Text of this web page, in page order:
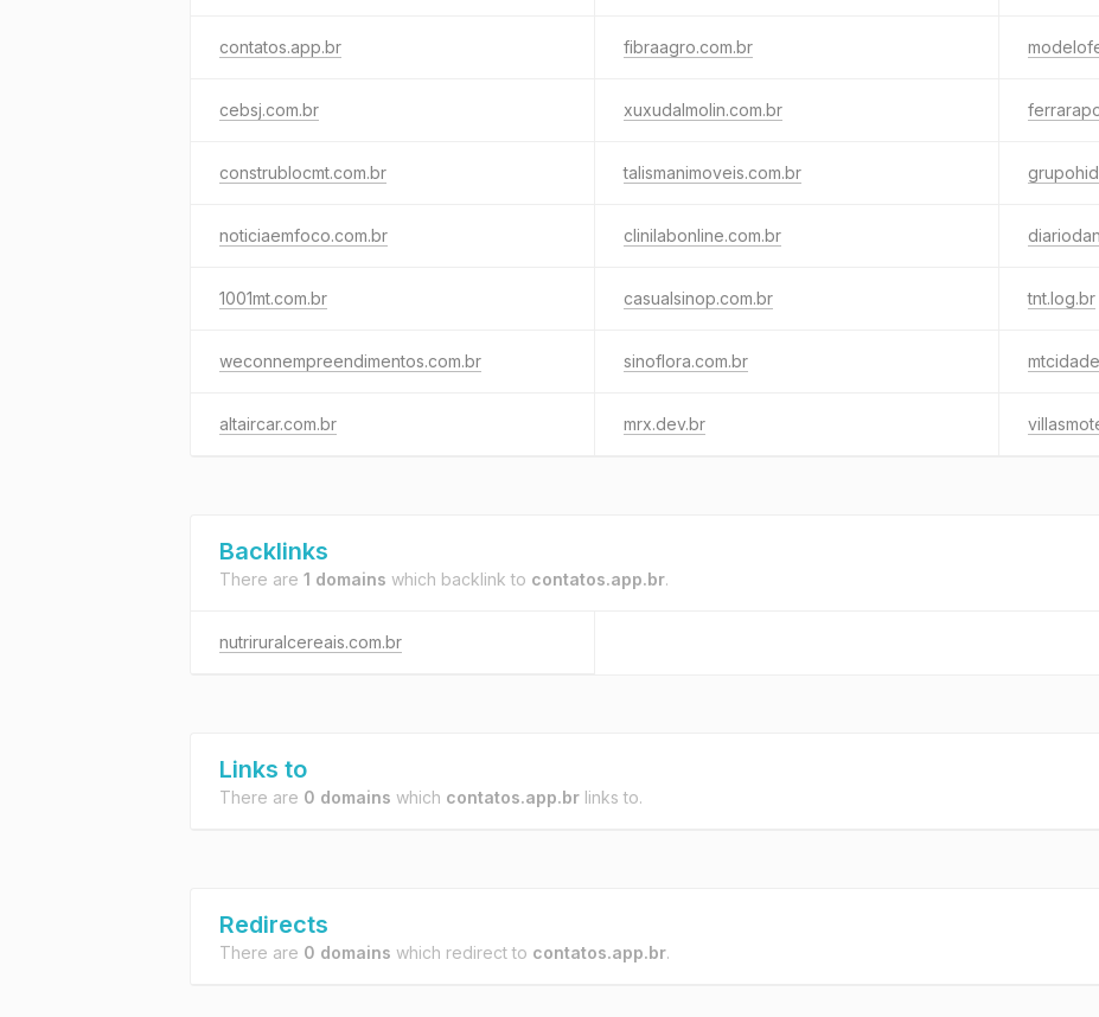
contatos.app.br fibraagro.com.br
cebsj.com.br xuxudalmolin.com.br
construblocmt.com.br talismanimoveis.com.br
noticiaemfoco.com.br clinilabonline.com.br
1001mt.com.br casualsinop.com.br tnt.log.br
weconnempreendimentos.com.br sinoflora.com.br
altaircar.com.br mrx.dev.br
Backlinks
There are 1 domains which backlink to contatos.app.br.
nutriruralcereais.com.br
Links to
There are 0 domains which contatos.app.br links to.
Redirects
There are 0 domains which redirect to contatos.app.br.